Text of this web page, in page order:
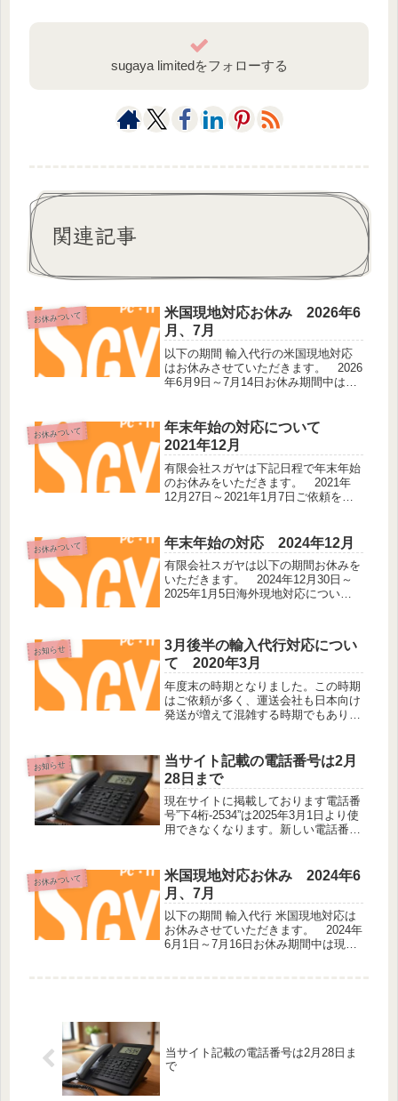
sugaya limitedをフォローする
関連記事
お休みついて
米国現地対応お休み 2026年6
月、7月
以下の期間 輸入代行の米国現地対応
はお休みさせていただきます。 2026
年6月9日～7月14日お休み期間中は現
全ての業務に対応することができませ
ん。ご不便をおかけして申し訳...
お休みついて
年末年始の対応について
2021年12月
有限会社スガヤは下記日程で年末年始
のお休みをいただきます。 2021年
12月27日～2021年1月7日ご依頼をい
す。パソコンサポートご希望の方はメ
ールにてお問い合わせください...
お休みついて 年末年始の対応 2024年12月
有限会社スガヤは以下の期間お休みを
いただきます。 2024年12月30日～
2025年1月5日海外現地対応について
お知らせ
3月後半の輸入代行対応につい
て 2020年3月
年度末の時期となりました。この時期
はご依頼が多く、運送会社も日本向け
発送が増えて混雑する時期でもありま
輸入代行は作業の遅れや新規のご依頼
をお請けできないことがございます...
お知らせ
当サイト記載の電話番号は2月
28日まで
現在サイトに掲載しております電話番
号”下4桁-2534”は2025年3月1日より使
用できなくなります。新しい電話番号
る電話番号の変更はございません。よ
ろしくお願いいたしま...
お休みついて
米国現地対応お休み 2024年6
月、7月
以下の期間 輸入代行 米国現地対応は
お休みさせていただきます。 2024年
6月1日～7月16日お休み期間中は現地
当サイト記載の電話番号は2月28日ま
で